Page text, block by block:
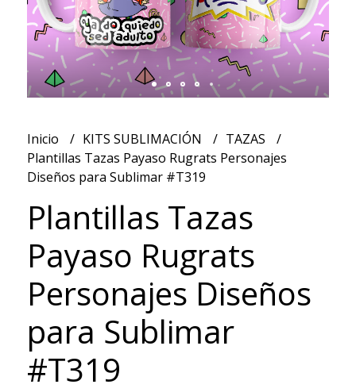
Inicio KITS SUBLIMACIÓN
TAZAS
Plantillas Tazas Payaso Rugrats Personajes
Diseños para Sublimar #T319
Plantillas Tazas
Payaso Rugrats
Personajes Diseños
para Sublimar
#T319